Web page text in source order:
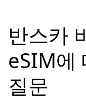
반스카
eSIM에
질문